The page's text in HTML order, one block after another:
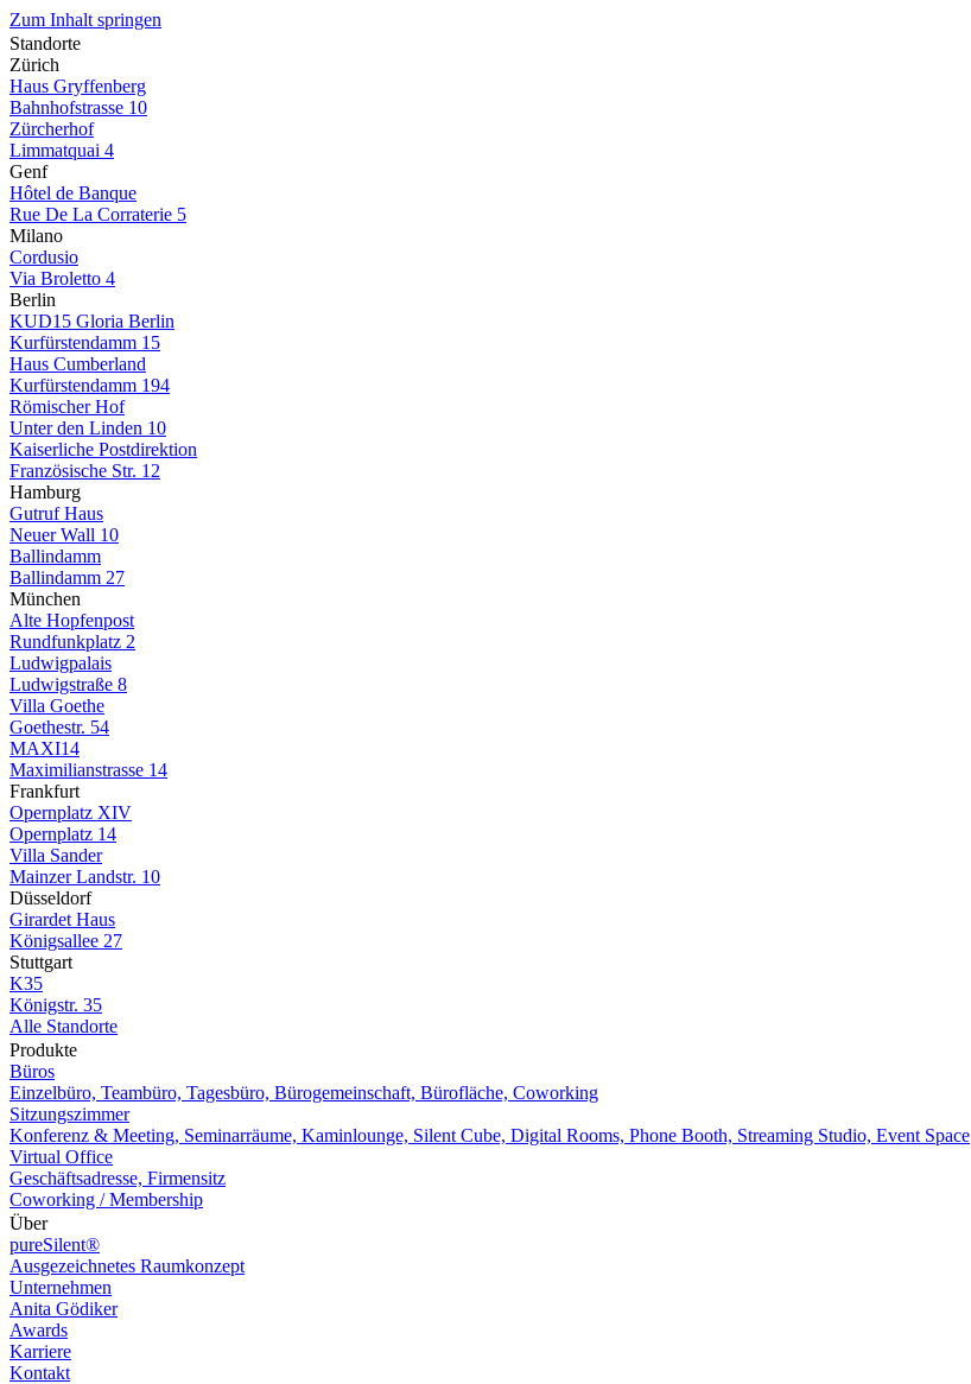
Zum Inhalt springen
Standorte
Zürich
Haus Gryffenberg
Bahnhofstrasse 10
Zürcherhof
Limmatquai 4
Genf
Hôtel de Banque
Rue De La Corraterie 5
Milano
Cordusio
Via Broletto 4
Berlin
KUD15 Gloria Berlin
Kurfürstendamm 15
Haus Cumberland
Kurfürstendamm 194
Römischer Hof
Unter den Linden 10
Kaiserliche Postdirektion
Französische Str. 12
Hamburg
Gutruf Haus
Neuer Wall 10
Ballindamm
Ballindamm 27
München
Alte Hopfenpost
Rundfunkplatz 2
Ludwigpalais
Ludwigstraße 8
Villa Goethe
Goethestr. 54
MAXI14
Maximilianstrasse 14
Frankfurt
Opernplatz XIV
Opernplatz 14
Villa Sander
Mainzer Landstr. 10
Düsseldorf
Girardet Haus
Königsallee 27
Stuttgart
K35
Königstr. 35
Alle Standorte
Produkte
Büros
Einzelbüro, Teambüro, Tagesbüro, Bürogemeinschaft, Bürofläche, Coworking
Sitzungszimmer
Konferenz & Meeting, Seminarräume, Kaminlounge, Silent Cube, Digital Rooms, Phone Booth, Streaming Studio, Event Space
Virtual Office
Geschäftsadresse, Firmensitz
Coworking / Membership
Über
pureSilent®
Ausgezeichnetes Raumkonzept
Unternehmen
Anita Gödiker
Awards
Karriere
Kontakt